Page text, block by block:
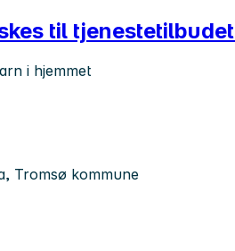
til
i hjemmet
Tromsø kommune